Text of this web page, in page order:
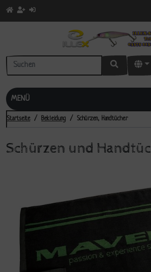
MENÜ
Startseite Bekleidung Schürzen, Handtücher
Schürzen und